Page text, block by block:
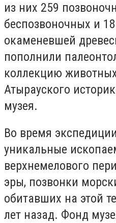
из них 259
беспозвоночных и
окаменевшей
пополнили
коллекцию
Атырауского
музея.
Во время
уникальные
верхнемелового
эры, позвонки
обитавших на этой
лет назад. Фонд